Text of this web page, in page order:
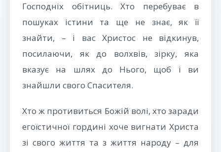
Господніх обітниць. Хто перебуває в
пошуках істини та ще не знає, як її
знайти, – і вас Христос не відкинув,
посилаючи, як до волхвів, зірку, яка
вказує на шлях до Нього, щоб і ви
знайшли свого Спасителя.
Хто ж противиться Божій волі, хто заради
егоїстичної гордині хоче вигнати Христа
зі свого життя та з життя народу – для